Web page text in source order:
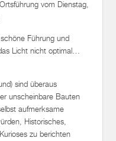
vom Dienstag,
Führung und
Licht nicht optimal…
sind überaus
unscheinbare Bauten
aufmerksame
Historisches,
zu berichten